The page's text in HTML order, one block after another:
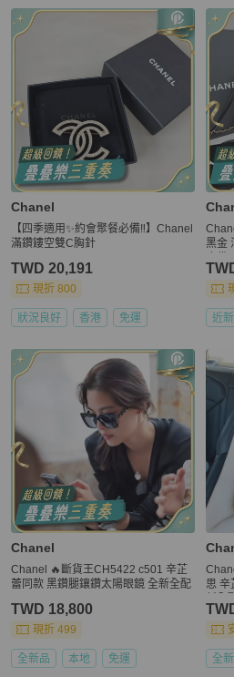
Chanel
【四季適用✨約會聚餐必備‼️】Chanel
滿鑽鏤空雙C胸針
TWD 20,191
現折 800
狀況良好 香港 免運
黑金
近
Chanel
Chanel 🔥斷貨王CH5422 c501 辛芷
蕾同款 黑鑽腿鑲鑽太陽眼鏡 全新全配
TWD 18,800
現折 499
全新品 本地 免運
思 辛
全